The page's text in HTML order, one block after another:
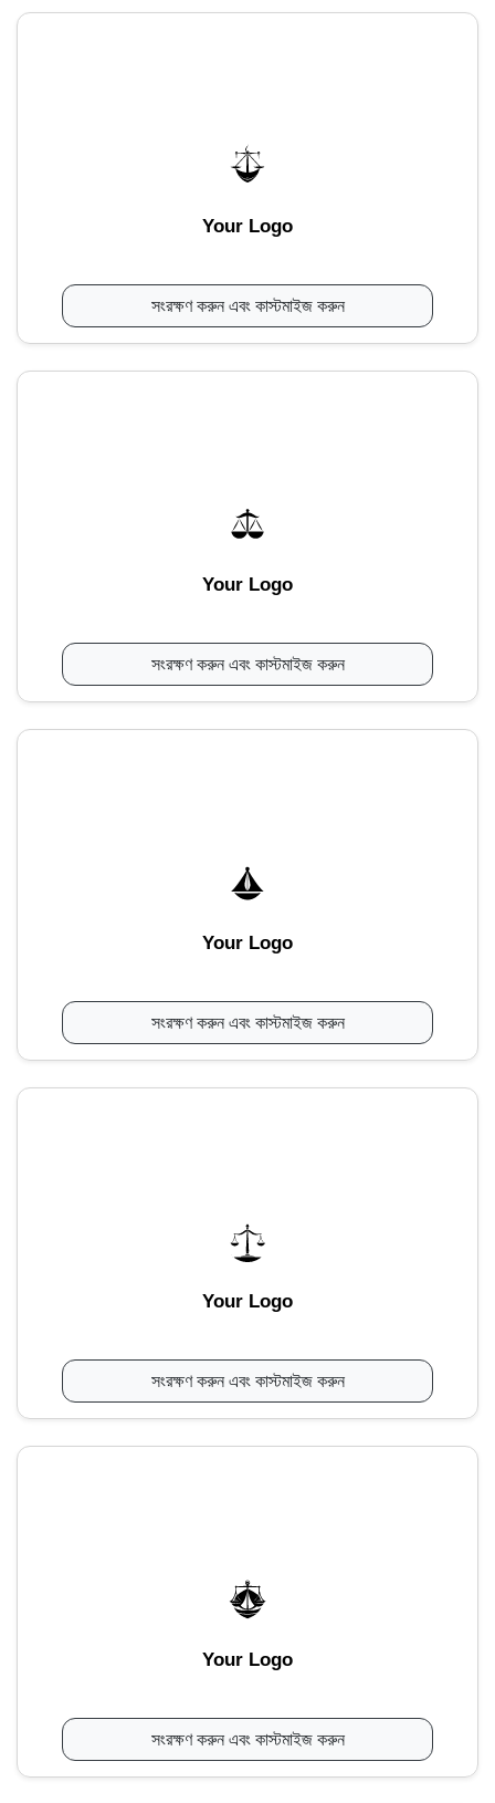
Your Logo
সংরক্ষণ করুন এবং কাস্টমাইজ করুন
Your Logo
সংরক্ষণ করুন এবং কাস্টমাইজ করুন
Your Logo
সংরক্ষণ করুন এবং কাস্টমাইজ করুন
Your Logo
সংরক্ষণ করুন এবং কাস্টমাইজ করুন
Your Logo
সংরক্ষণ করুন এবং কাস্টমাইজ করুন